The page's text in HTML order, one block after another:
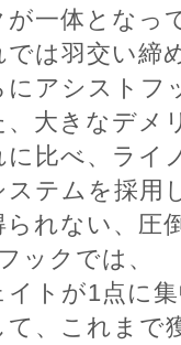
が一体となっ
では羽交い締
にアシストフ
、大きなデメ
に比べ、ライ
ステムを採用
られない、圧
ックでは、
イトが1点に
て、これまで